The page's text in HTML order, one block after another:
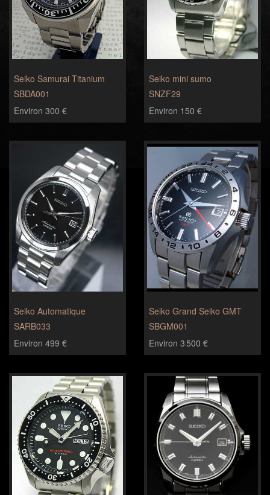
Seiko Samurai Titanium
SBDA001
Environ 300 €
Seiko mini sumo
SNZF29
Environ 150 €
Seiko Automatique
SARB033
Environ 499 €
Seiko Grand Seiko GMT
SBGM001
Environ 3 500 €